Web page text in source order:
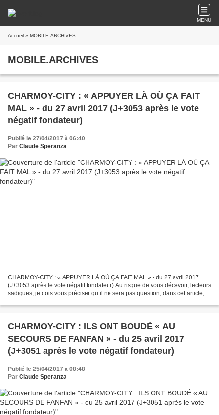
MENU
Accueil » MOBILE.ARCHIVES
MOBILE.ARCHIVES
CHARMOY-CITY : « APPUYER LÀ OÙ ÇA FAIT
MAL » - du 27 avril 2017 (J+3053 après le vote
négatif fondateur)
Publié le 27/04/2017 à 06:40
Par Claude Speranza
CHARMOY-CITY : « APPUYER LÀ OÙ ÇA FAIT MAL » - du 27 avril 2017
(J+3053 après le vote négatif fondateur) Au risque de vous décevoir, lecteurs
sadiques, je dois vous préciser qu’il ne sera pas question, dans cet article,
CHARMOY-CITY : ILS ONT BOUDÉ « AU
SECOURS DE FANFAN » - du 25 avril 2017
(J+3051 après le vote négatif fondateur)
Publié le 25/04/2017 à 08:48
Par Claude Speranza